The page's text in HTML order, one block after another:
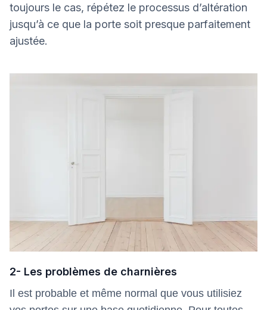
toujours le cas, répétez le processus d’altération
jusqu’à ce que la porte soit presque parfaitement
ajustée.
2- Les problèmes de charnières
Il est probable et même normal que vous utilisiez